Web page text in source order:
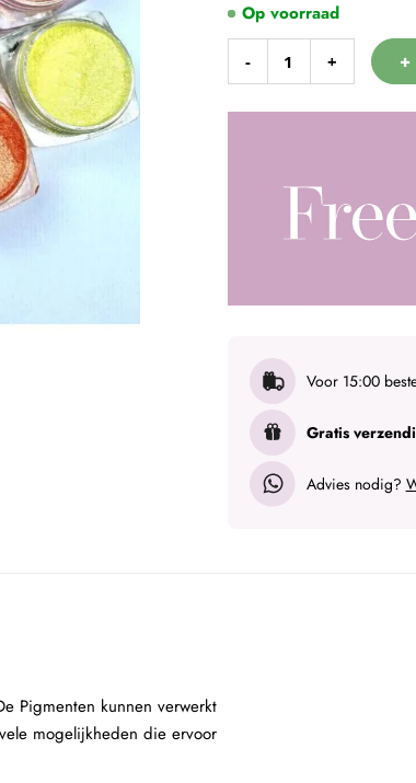
- + +
Voor 15:00
Gratis
Advies nodig?
Op voorraad
Pigmenten kunnen verwerkt
mogelijkheden die ervoor